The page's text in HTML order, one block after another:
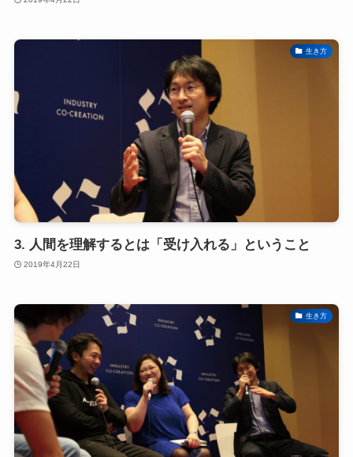
生き方
3. 人間を理解するとは「受け入れる」ということ
2019年4月22日
生き方